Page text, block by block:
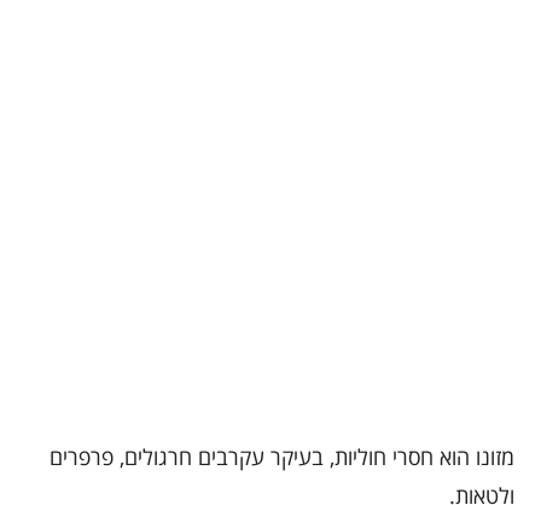
מזונו הוא חסרי חוליות, בעיקר עקרבים חרגולים, פרפרים
ולטאות.